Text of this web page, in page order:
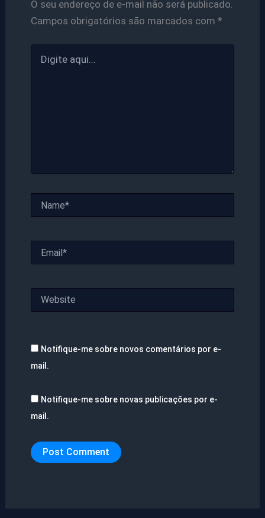
O seu endereço de e-mail não será publicado.
Campos obrigatórios são marcados com *
aqui...
Notifique-me sobre novos comentários por e-
mail.
Notifique-me sobre novas publicações por e-
mail.